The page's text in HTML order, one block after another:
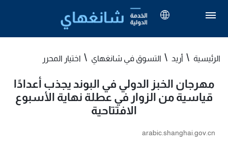
الرئيسية أريد التسوق في شانغهاي اختيار المحرر
مهرجان الخبز الدولي في البوند يجذب أعدادًا
قياسية من الزوار في عطلة نهاية الأسبوع
الافتتاحية
arabic.shanghai.gov.cn